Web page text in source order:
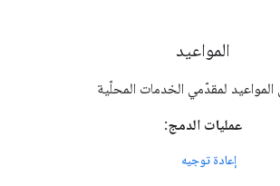
المواعيد
المواعيد لمقدّمي الخدمات المحلّية
عمليات الدمج:
إعادة توجيه